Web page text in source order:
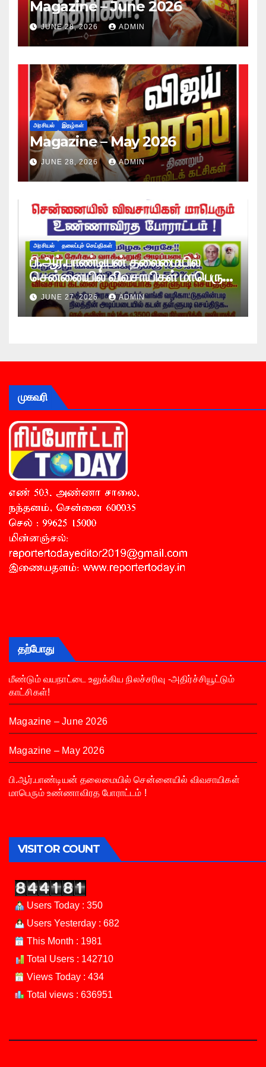
Magazine – June 2026
JUNE 28, 2026 ADMIN
அரசியல் இதழ்கள்
Magazine – May 2026
JUNE 28, 2026 ADMIN
அரசியல் தலைப்புச் செய்திகள்
பி.ஆர்.பாண்டியன் தலைமையில்
சென்னையில் விவசாயிகள் மாபெரும்
உண்ணாவிரத போராட்டம் !
JUNE 27, 2026 ADMIN
முகவரி
தற்போது
மீண்டும் வயநாட்டை உலுக்கிய நிலச்சரிவு -அதிர்ச்சியூட்டும்
காட்சிகள்!
Magazine – June 2026
Magazine – May 2026
பி.ஆர்.பாண்டியன் தலைமையில் சென்னையில் விவசாயிகள்
மாபெரும் உண்ணாவிரத போராட்டம் !
VISITOR COUNT
Users Today : 350
Users Yesterday : 682
This Month : 1981
Total Users : 142710
Views Today : 434
Total views : 636951